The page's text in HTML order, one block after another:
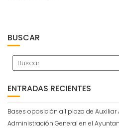
BUSCAR
ENTRADAS RECIENTES
Bases oposición a 1 plaza de
Administración General en el